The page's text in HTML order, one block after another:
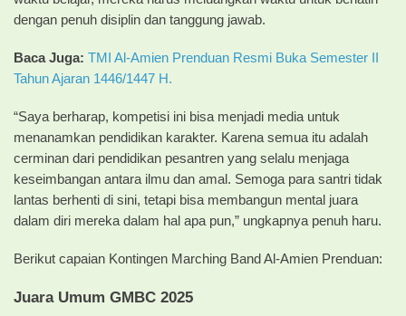
dengan penuh disiplin dan tanggung jawab.
Baca Juga: TMI Al-Amien Prenduan Resmi Buka Semester II
Tahun Ajaran 1446/1447 H.
“Saya berharap, kompetisi ini bisa menjadi media untuk
menanamkan pendidikan karakter. Karena semua itu adalah
cerminan dari pendidikan pesantren yang selalu menjaga
keseimbangan antara ilmu dan amal. Semoga para santri tidak
lantas berhenti di sini, tetapi bisa membangun mental juara
dalam diri mereka dalam hal apa pun,” ungkapnya penuh haru.
Berikut capaian Kontingen Marching Band Al-Amien Prenduan:
Juara Umum GMBC 2025